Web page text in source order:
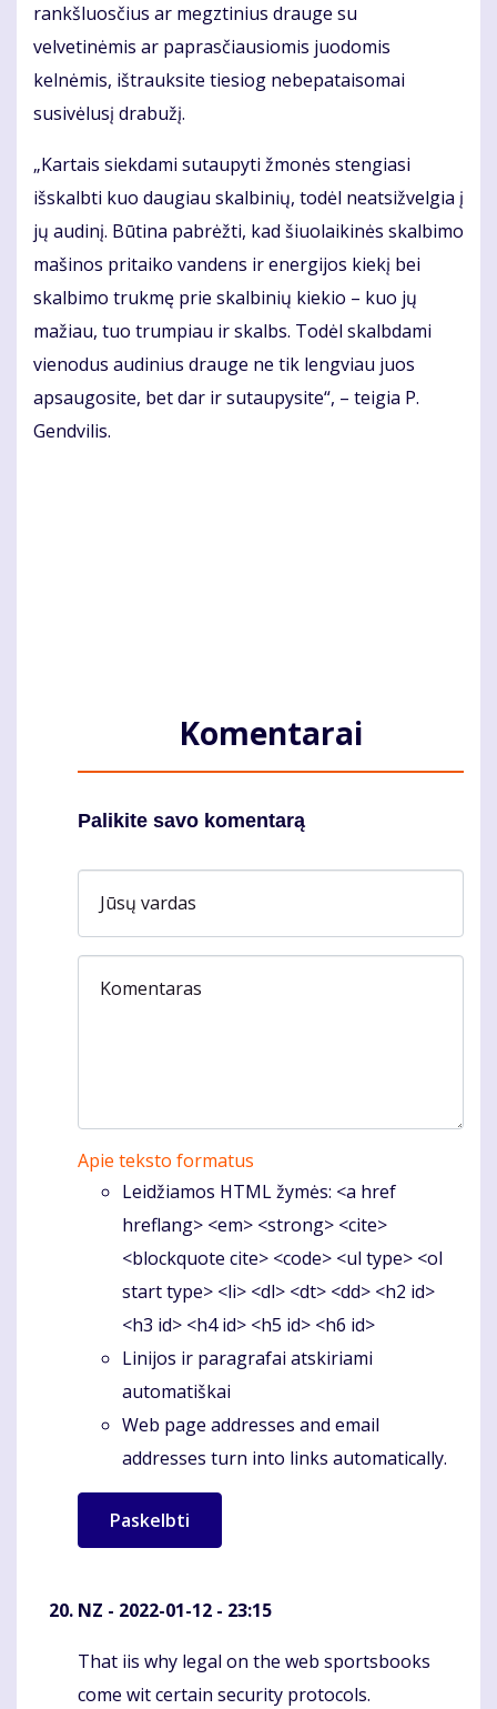
rankšluosčius ar megztinius drauge su
velvetinėmis ar paprasčiausiomis juodomis
kelnėmis, ištrauksite tiesiog nebepataisomai
susivėlusį drabužį.
„Kartais siekdami sutaupyti žmonės stengiasi
išskalbti kuo daugiau skalbinių, todėl neatsižvelgia į
jų audinį. Būtina pabrėžti, kad šiuolaikinės skalbimo
mašinos pritaiko vandens ir energijos kiekį bei
skalbimo trukmę prie skalbinių kiekio – kuo jų
mažiau, tuo trumpiau ir skalbs. Todėl skalbdami
vienodus audinius drauge ne tik lengviau juos
apsaugosite, bet dar ir sutaupysite“, – teigia P.
Gendvilis.
Komentarai
Palikite savo komentarą
Jūsų vardas
Komentaras
Apie teksto formatus
Leidžiamos HTML žymės: <a href
hreflang> <em> <strong> <cite>
<blockquote cite> <code> <ul type> <ol
start type> <li> <dl> <dt> <dd> <h2 id>
<h3 id> <h4 id> <h5 id> <h6 id>
Linijos ir paragrafai atskiriami
automatiškai
Web page addresses and email
addresses turn into links automatically.
NZ - 2022-01-12 - 23:15
Komentaras
That iis why legal on the web sportsbooks
come wit certain security protocols.